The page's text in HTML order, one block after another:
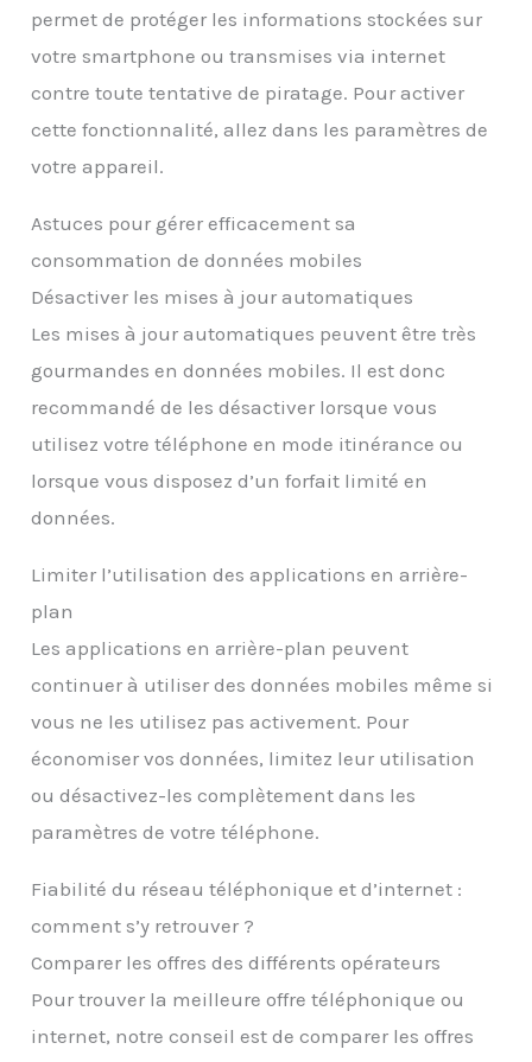
permet de protéger les informations stockées sur
votre smartphone ou transmises via internet
contre toute tentative de piratage. Pour activer
cette fonctionnalité, allez dans les paramètres de
votre appareil.
Astuces pour gérer efficacement sa
consommation de données mobiles
Désactiver les mises à jour automatiques
Les mises à jour automatiques peuvent être très
gourmandes en données mobiles. Il est donc
recommandé de les désactiver lorsque vous
utilisez votre téléphone en mode itinérance ou
lorsque vous disposez d’un forfait limité en
données.
Limiter l’utilisation des applications en arrière-
plan
Les applications en arrière-plan peuvent
continuer à utiliser des données mobiles même si
vous ne les utilisez pas activement. Pour
économiser vos données, limitez leur utilisation
ou désactivez-les complètement dans les
paramètres de votre téléphone.
Fiabilité du réseau téléphonique et d’internet :
comment s’y retrouver ?
Comparer les offres des différents opérateurs
Pour trouver la meilleure offre téléphonique ou
internet, notre conseil est de comparer les offres